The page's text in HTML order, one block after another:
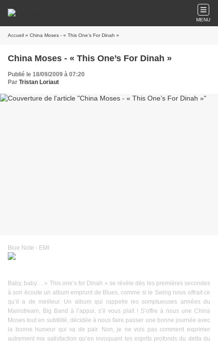
MENU
Accueil » China Moses - « This One’s For Dinah »
China Moses - « This One’s For Dinah »
Publié le 18/09/2009 à 07:20
Par Tristan Loriaut
Blue Note - EMI
Baby, baby… « This one’s for Dinah » se révèle dès les premières secondes
à son écoute un album emprunt de Blues, comme si le Swing nous offrait ce
qu’il a de meilleur. Un album qui rappelle les somptueuses années du
Mainstream, Big Band à l’appui, s’il vous plait ! S’offre à nous une China
Moses tout en subtilité, décidée à nous faire passer une bonne journée avec
la bonne humeur qui va de pair. Non, je ne vois pas comment exprimer
autrement ma satisfaction qu’en invoquant les esprits profonds du delta du